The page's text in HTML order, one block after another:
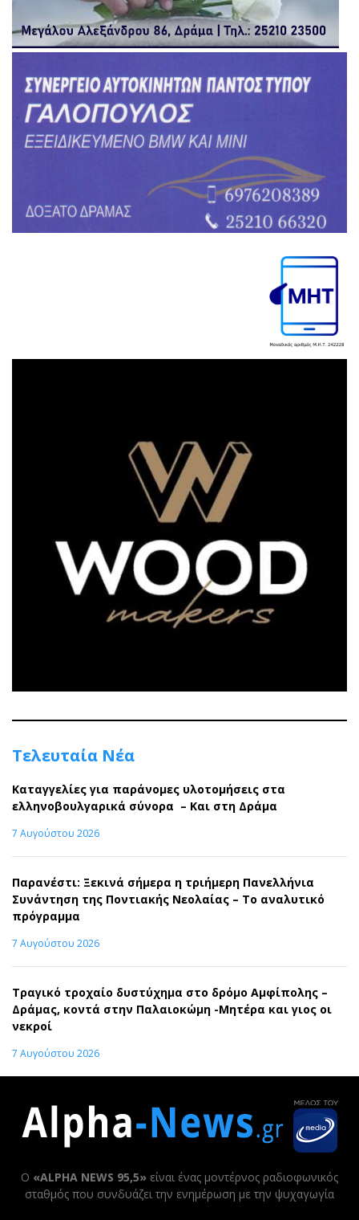
Τελευταία Νέα
Καταγγελίες για παράνομες υλοτομήσεις στα
ελληνοβουλγαρικά σύνορα – Και στη Δράμα
7 Αυγούστου 2026
Παρανέστι: Ξεκινά σήμερα η τριήμερη Πανελλήνια
Συνάντηση της Ποντιακής Νεολαίας – Το αναλυτικό
πρόγραμμα
7 Αυγούστου 2026
Τραγικό τροχαίο δυστύχημα στο δρόμο Αμφίπολης –
Δράμας, κοντά στην Παλαιοκώμη -Μητέρα και γιος οι
νεκροί
7 Αυγούστου 2026
Ο «ALPHA NEWS 95,5» είναι ένας μοντέρνος ραδιοφωνικός
σταθμός που συνδυάζει την ενημέρωση με την ψυχαγωγία